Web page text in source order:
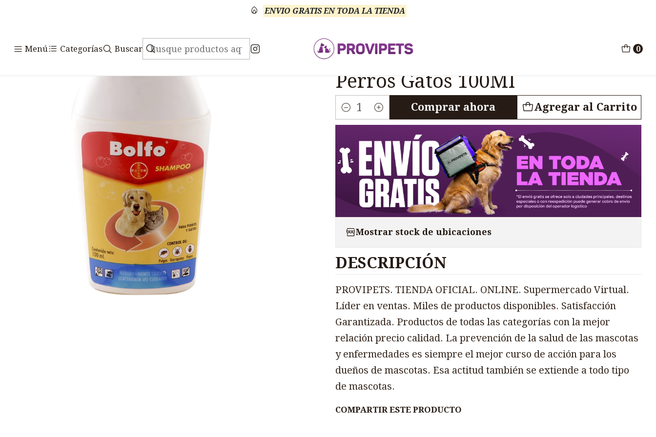
Menú Categorías Buscar 0
ENVIO GRATIS EN TODA LA TIENDA
Veterinario Mascotas Shampoo Baños Otros Bolfo Shampoo Antipulgas Perros Gatos 100Ml
Bolfo Shampoo Antipulgas
Perros Gatos 100Ml
Cantidad
Agregar al Carrito
Comprar ahora
Mostrar stock de ubicaciones
DESCRIPCIÓN
PROVIPETS. TIENDA OFICIAL. ONLINE. Supermercado Virtual.
Líder en ventas. Miles de productos disponibles. Satisfacción
Garantizada. Productos de todas las categorías con la mejor
relación precio calidad. La prevención de la salud de las mascotas
y enfermedades es siempre el mejor curso de acción para los
dueños de mascotas. Esa actitud también se extiende a todo tipo
de mascotas.
COMPARTIR ESTE PRODUCTO